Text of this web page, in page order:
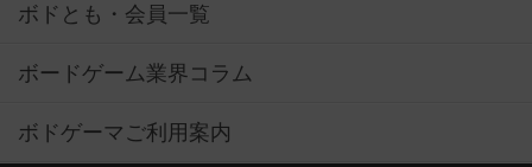
ボドとも・会員一覧
ボードゲーム業界コラム
ボドゲーマご利用案内